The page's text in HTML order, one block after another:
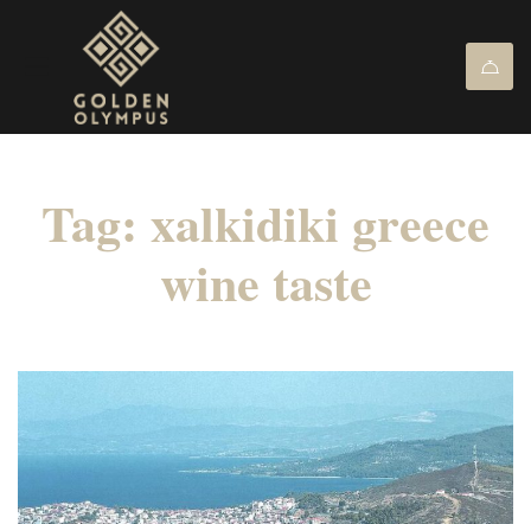
Tag: xalkidiki greece
wine taste